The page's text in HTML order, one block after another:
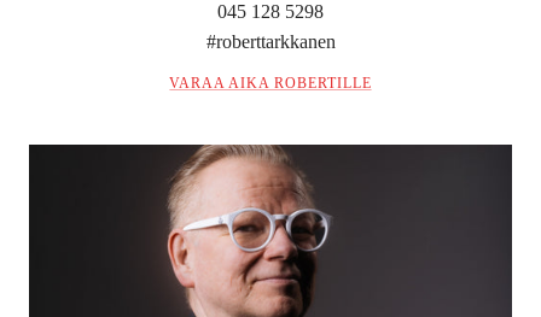
045 128 5298
#roberttarkkanen
VARAA AIKA ROBERTILLE